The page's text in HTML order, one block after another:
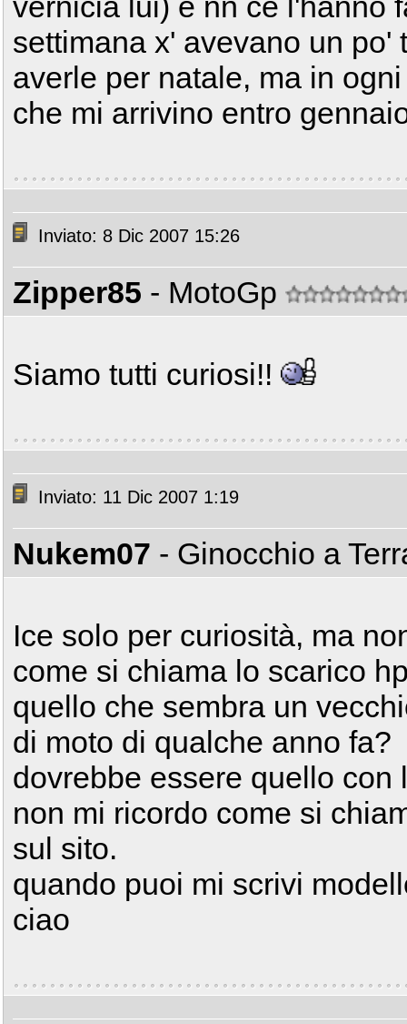
settimana x' avevano un po'
averle per natale, ma in
che mi arrivino entro
Inviato: 8 Dic 2007 15:26
Zipper85 - MotoGp
Siamo tutti curiosi!!
Inviato: 11 Dic 2007 1:19
Nukem07 - Ginocchio a
Ice solo per curiosità, ma
come si chiama lo scarico
quello che sembra un
di moto di qualche anno fa?
dovrebbe essere quello
non mi ricordo come si
sul sito.
quando puoi mi scrivi
ciao